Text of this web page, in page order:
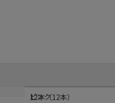
ピンク
12本（12本）